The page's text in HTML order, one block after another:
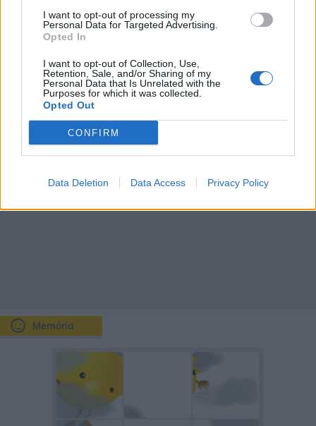
I want to opt-out of processing my
Personal Data for Targeted Advertising.
Opted In
I want to opt-out of Collection, Use,
Retention, Sale, and/or Sharing of my
Personal Data that Is Unrelated with the
Purposes for which it was collected.
Opted Out
CONFIRM
Data Deletion Data Access Privacy Policy
33
21
33
37
34
Memória